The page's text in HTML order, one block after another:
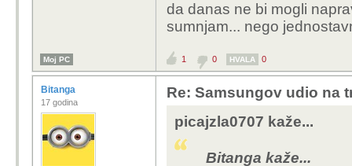
da danas ne bi mogli
sumnjam... nego
Moj PC 1 0 HVALA 0
Bitanga
17 godina
Re: Samsungov udio na
picajzla0707 kaže...
Bitanga kaže...